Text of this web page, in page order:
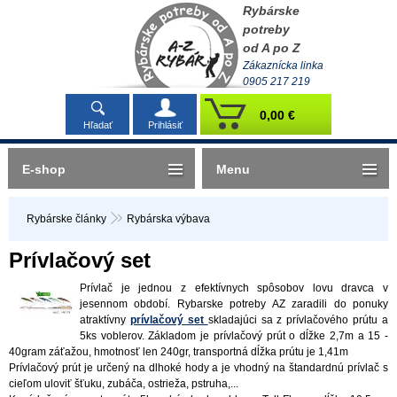
Rybárske
potreby
od A po Z
Zákaznícka linka
0905 217 219
Hľadať Prihlásiť
0,00 €
Rybárske články Rybárska výbava
Prívlačový set
Prívlač je jednou z efektívnych spôsobov lovu dravca v
jesennom období. Rybarske potreby AZ zaradili do ponuky
atraktívny prívlačový set skladajúci sa z prívlačového prútu a
5ks voblerov. Základom je prívlačový prút o dĺžke 2,7m a 15 -
40gram záťažou, hmotnosť len 240gr, transportná dĺžka prútu je 1,41m
Prívlačový prút je určený na dlhoké hody a je vhodný na štandardnú prívlač s
cieľom uloviť šťuku, zubáča, ostrieža, pstruha,...
E-shop Menu